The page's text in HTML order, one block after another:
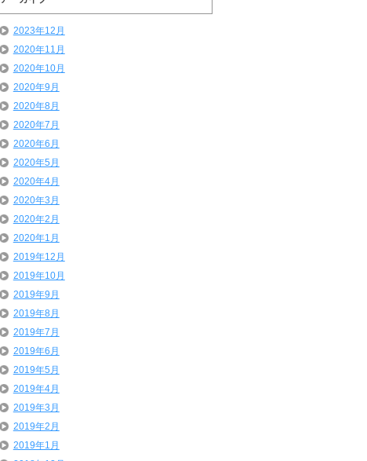
2023年12月
2020年11月
2020年10月
2020年9月
2020年8月
2020年7月
2020年6月
2020年5月
2020年4月
2020年3月
2020年2月
2020年1月
2019年12月
2019年10月
2019年9月
2019年8月
2019年7月
2019年6月
2019年5月
2019年4月
2019年3月
2019年2月
2019年1月